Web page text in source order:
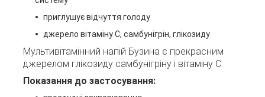
приглушує відчуття голоду
джерело вітаміну С, самбунігрін, глікозиду
Мультивітамінний напій Бузина є прекрасним
джерелом глікозиду самбунігріну і вітаміну С.
Показання до застосування: